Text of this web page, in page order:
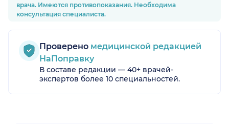
врача. Имеются противопоказания. Необходима
консультация специалиста.
Проверено медицинской редакцией
НаПоправку
В составе редакции — 40+ врачей-
экспертов более 10 специальностей.